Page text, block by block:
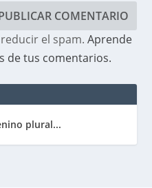
el spam.Aprende
de tus comentarios.
plural...